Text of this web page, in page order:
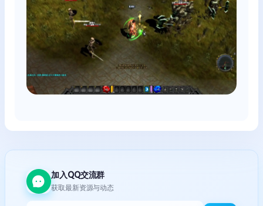
加入QQ交流群
获取最新资源与动态